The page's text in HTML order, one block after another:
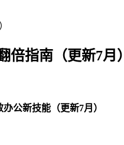
倍指南（更新7月）
公新技能（更新7月）